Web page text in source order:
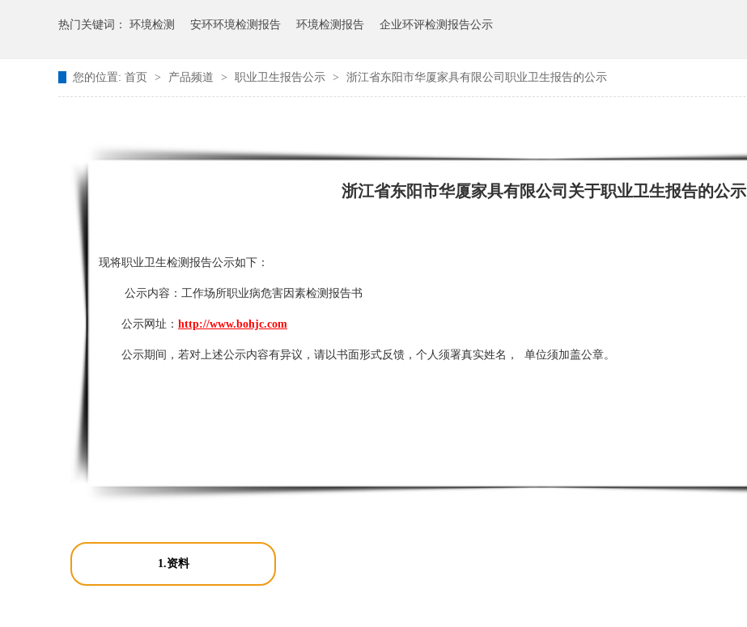
热门关键词： 环境检测 安环环境检测报告 环境检测报告 企业环评检测报告公示
您的位置: 首页 > 产品频道 > 职业卫生报告公示 > 浙江省东阳市华厦家具有限公司职业卫生报告的公示
浙江省东阳市华厦家具有限公司关于职业卫生报告的公示
现将职业卫生检测报告公示如下：
公示内容： 工作场所职业病危害因素检测报告书
公示网址： http://www.bohjc.com
公示期间，若对上述公示内容有异议，请以书面形式反馈，个人须署真实姓名， 单位须加盖公章。
1.资料